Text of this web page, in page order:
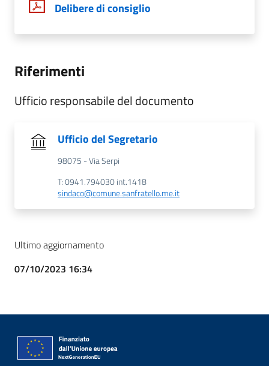
Delibere di consiglio
Riferimenti
Ufficio responsabile del documento
Ufficio del Segretario
98075 - Via Serpi
T: 0941.794030 int.1418
sindaco@comune.sanfratello.me.it
Ultimo aggiornamento
07/10/2023 16:34